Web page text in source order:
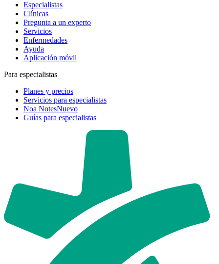
Especialistas
Clínicas
Pregunta a un experto
Servicios
Enfermedades
Ayuda
Aplicación móvil
Para especialistas
Planes y precios
Servicios para especialistas
Noa NotesNuevo
Guías para especialistas